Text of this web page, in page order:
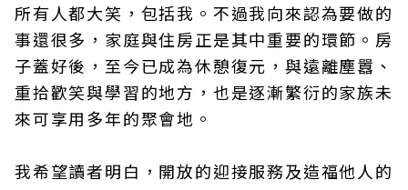
所有人都大笑，包括我。不過我向來認為要做的
事還很多，家庭與住房正是其中重要的環節。房
子蓋好後，至今已成為休憩復元，與遠離塵囂、
重拾歡笑與學習的地方，也是逐漸繁衍的家族未
來可享用多年的聚會地。
我希望讀者明白，開放的迎接服務及造福他人的